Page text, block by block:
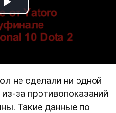
Play Video
не сделали ни одной
за противопоказаний
Такие данные по